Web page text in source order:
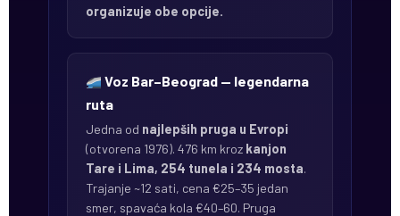
organizuje obe opcije.
Voz Bar–Beograd — legendarna
ruta
Jedna od najlepših pruga u Evropi
(otvorena 1976). 476 km kroz kanjon
Tare i Lima, 254 tunela i 234 mosta.
Trajanje ~12 sati, cena €25–35 jedan
smer, spavaća kola €40–60. Pruga